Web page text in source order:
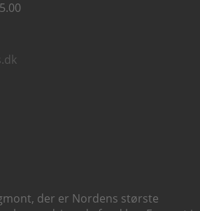
der er Nordens største